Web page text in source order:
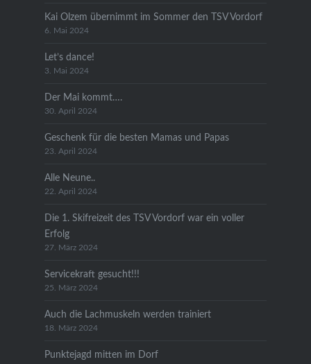
Kai Olzem übernimmt im Sommer den TSV Vordorf
6. Mai 2024
Let’s dance!
3. Mai 2024
Der Mai kommt….
30. April 2024
Geschenk für die besten Mamas und Papas
23. April 2024
Alle Neune..
22. April 2024
Die 1. Skifreizeit des TSV Vordorf war ein voller
Erfolg
27. März 2024
Servicekraft gesucht!!!
25. März 2024
Auch die Lachmuskeln werden trainiert
18. März 2024
Punktejagd mitten im Dorf